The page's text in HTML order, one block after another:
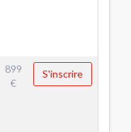
899
€
S'inscrire